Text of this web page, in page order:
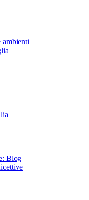
ambienti
Blog